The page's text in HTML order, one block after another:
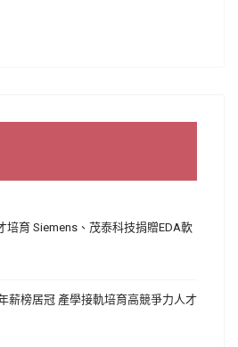
培育 Siemens、茂泰科技捐贈EDA軟
薪榜居冠 產學接軌培育高競爭力人才